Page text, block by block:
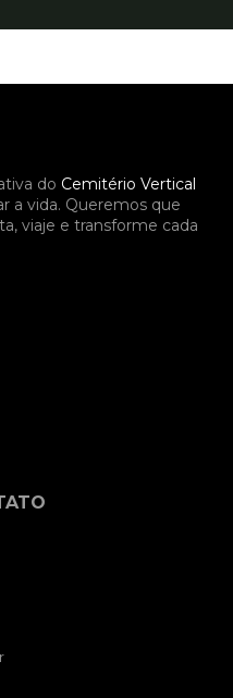
do Cemitério Vertical
a vida. Queremos que
viaje e transforme cada